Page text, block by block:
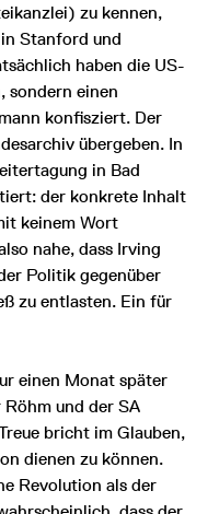
zu kennen,
Stanford und
haben die US-
sondern einen
konfisziert. Der
übergeben. In
in Bad
der konkrete Inhalt
keinem Wort
nahe, dass Irving
Politik gegenüber
zu entlasten. Ein für
einen Monat später
und der SA
bricht im Glauben,
dienen zu können.
Revolution als der